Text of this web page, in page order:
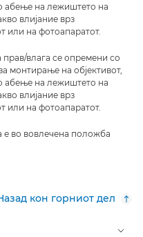
абење на лежиштето на
влијание врз
или на фотоапаратот.
прав/влага се опремени со
монтирање на објективот,
абење на лежиштето на
влијание врз
или на фотоапаратот.
е во вовлечена положба
кон горниот дел